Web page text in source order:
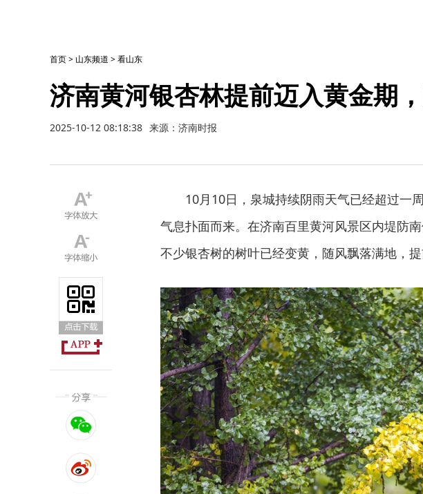
首页> 山东频道 >看山东
济南黄河银杏林提前迈入黄金期
2025-10-12 08:18:38 来源：济南时报
10月10日，泉城持续阴雨天气已经超过一
气息扑面而来。在济南百里黄河风景区内堤防
不少银杏树的树叶已经变黄，随风飘落满地，提